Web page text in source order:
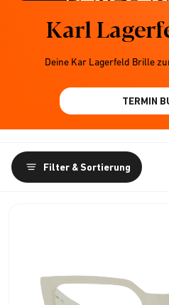
Karl
Deine Kar Lagerfeld Brille
TERMIN
Filter & Sortierung